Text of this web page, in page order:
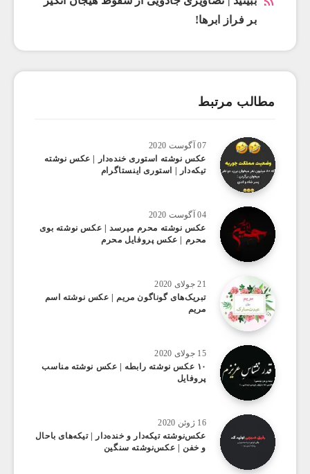
بر فراز ابرها!
مطالب مرتبط
07 آگوست 2020
عکس ‌نوشته استوری خنده‌دار | عکس نوشته
تیکه‌دار | استوری اینستاگرام
04 آگوست 2020
عکس ‌نوشته محرم میرسد | عکس نوشته بوی
محرم | عکس پروفایل محرم
21 جولای 2020
تبریک‌های گوناگون مریم | عکس نوشته اسم
مریم
15 جولای 2020
۱۰ عکس‌ نوشته رابطه | عکس نوشته مناسب
پروفایل
16 ژوئن 2020
عکس‌نوشته تیکه‌دار و خنده‌دار | تیکه‌های باحال
و خفن | عکس‌نوشته سنگین